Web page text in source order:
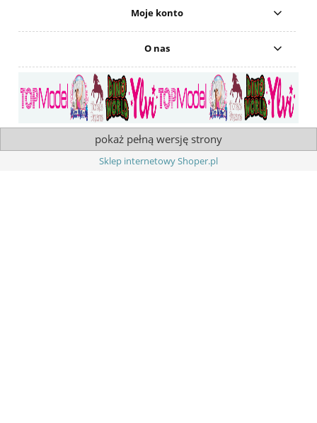
Moje konto
O nas
pokaż pełną wersję strony
Sklep internetowy Shoper.pl